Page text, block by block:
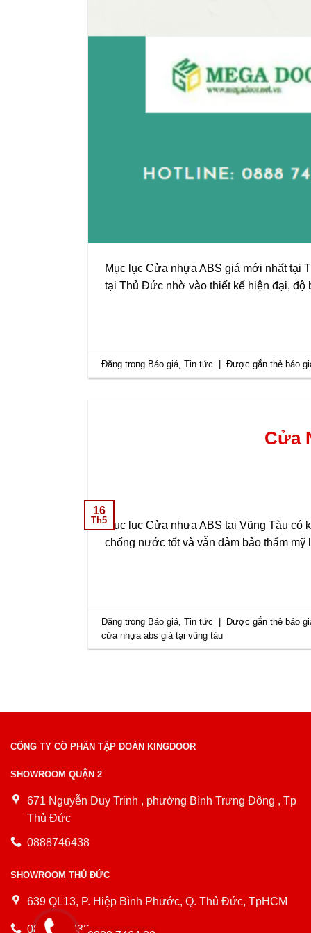
Mục lục Cửa nhựa ABS giá mới nhất tại
tại Thủ Đức nhờ vào thiết kế hiện đại,
Đăng trong Báo giá,Tin tức Được gắn thẻ báo
Cửa
16
Th5Mục lục Cửa nhựa ABS tại Vũng Tàu có
chống nước tốt và vẫn đảm bảo thẩm
Đăng trong Báo giá ,Tin tức | Được gắn thẻbáo
cửa nhựa abs giá tại vũng tàu
CÔNG TY CỔ PHẦN TẬP ĐOÀN KINGDOOR
SHOWROOM QUẬN 2
671 Nguyễn Duy Trinh , phường Bình Trưng Đông , Tp
Thủ Đức
0888746438
SHOWROOM THỦ ĐỨC
639 QL13, P. Hiệp Bình Phước, Q. Thủ Đức, TpHCM
0888746438